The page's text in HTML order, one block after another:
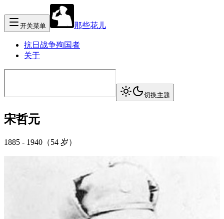
开关菜单 那些花儿
抗日战争殉国者
关于
切换主题
宋哲元
1885 - 1940 （54 岁）